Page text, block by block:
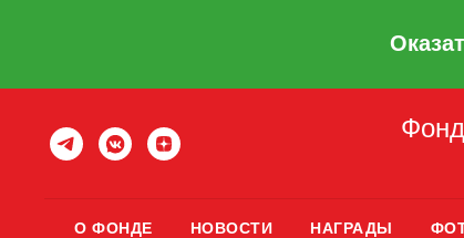
О ФОНДЕ НОВОСТИ НАГРАДЫ